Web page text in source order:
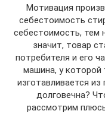
Мотивация
себестоимость
себестоимость, тем
значит, товар
потребителя и его
машина, у которой
изготавливается
долговечна?
рассмотрим